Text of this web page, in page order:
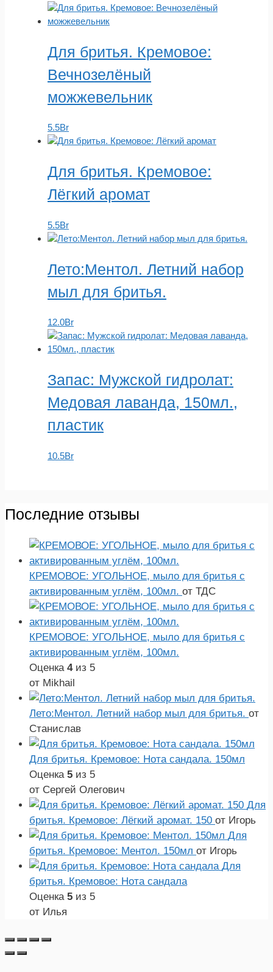
Для бритья. Кремовое:
Вечнозелёный
можжевельник
5.5Br
Для бритья. Кремовое:
Лёгкий аромат
5.5Br
Лето:Ментол. Летний набор
мыл для бритья.
12.0Br
Запас: Мужской гидролат:
Медовая лаванда, 150мл.,
пластик
10.5Br
Последние отзывы
КРЕМОВОЕ: УГОЛЬНОЕ, мыло для бритья с
активированным углём, 100мл. от ТДС
КРЕМОВОЕ: УГОЛЬНОЕ, мыло для бритья с
активированным углём, 100мл.
Оценка 4из 5
от Mikhail
Лето:Ментол. Летний набор мыл для бритья. от
Станислав
Для бритья. Кремовое: Нота сандала. 150мл
Оценка 5 из 5
от Сергей Олегович
Для
бритья. Кремовое: Лёгкий аромат. 150 от Игорь
Для
бритья. Кремовое: Ментол. 150мл от Игорь
Для
бритья. Кремовое: Нота сандала
Оценка 5 из 5
от Илья